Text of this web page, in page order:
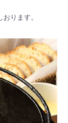
ります。